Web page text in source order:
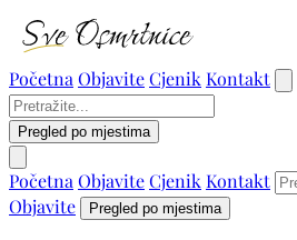
Početna ObjaviteCjenik Kontakt
Pregled po mjestima
Početna ObjaviteCjenik Kontakt
Objavite
Pregled po mjestima